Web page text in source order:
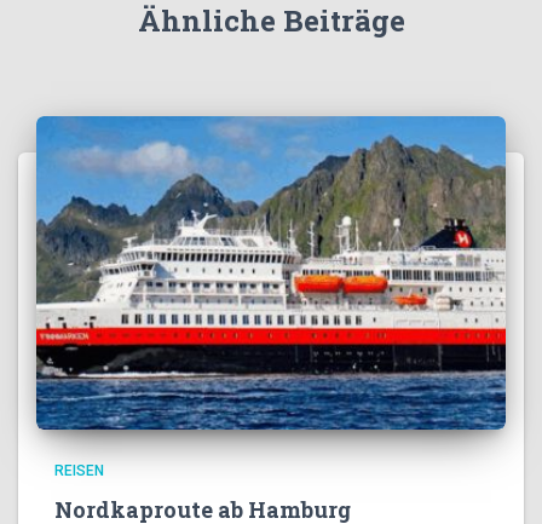
Ähnliche Beiträge
REISEN
Nordkaproute ab Hamburg